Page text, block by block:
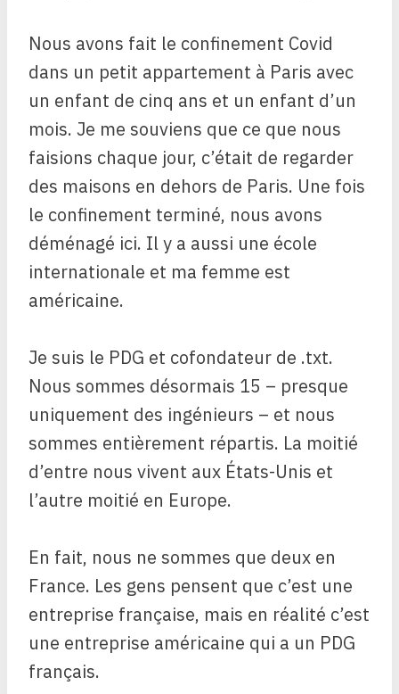
Nous avons fait le confinement Covid
dans un petit appartement à Paris avec
un enfant de cinq ans et un enfant d’un
mois. Je me souviens que ce que nous
faisions chaque jour, c’était de regarder
des maisons en dehors de Paris. Une fois
le confinement terminé, nous avons
déménagé ici. Il y a aussi une école
internationale et ma femme est
américaine.
Je suis le PDG et cofondateur de .txt.
Nous sommes désormais 15 – presque
uniquement des ingénieurs – et nous
sommes entièrement répartis. La moitié
d’entre nous vivent aux États-Unis et
l’autre moitié en Europe.
En fait, nous ne sommes que deux en
France. Les gens pensent que c’est une
entreprise française, mais en réalité c’est
une entreprise américaine qui a un PDG
français.